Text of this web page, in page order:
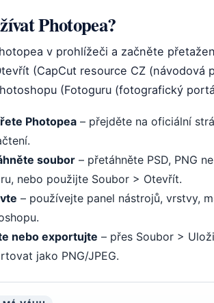
Photopea?
v prohlížeči a začněte
(CapCut resource CZ (návodová
(Fotoguru (fotografický
Photopea – přejděte na oficiální
soubor – přetáhněte PSD, PNG
nebo použijte Soubor > Otevřít.
– používejte panel nástrojů, vrstvy,
nebo exportujte – přes Soubor >
jako PNG/JPEG.